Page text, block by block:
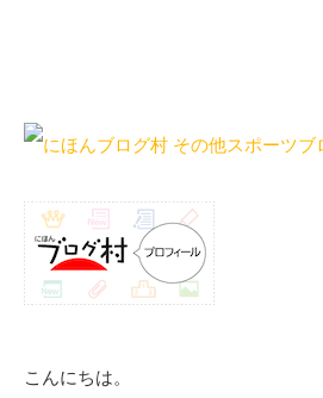
こんにちは。